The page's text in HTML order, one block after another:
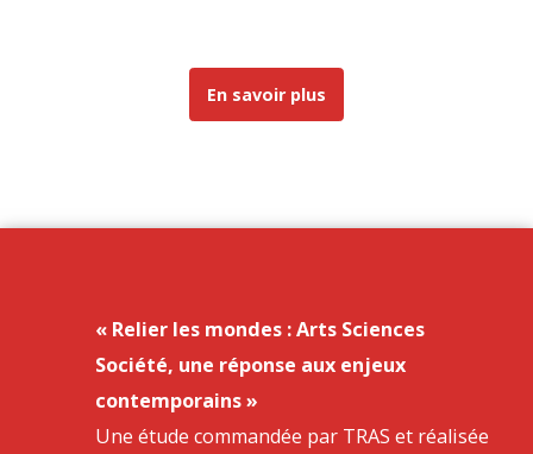
En savoir plus
« Relier les mondes : Arts Sciences
Société, une réponse aux enjeux
contemporains »
Une étude commandée par TRAS et réalisée